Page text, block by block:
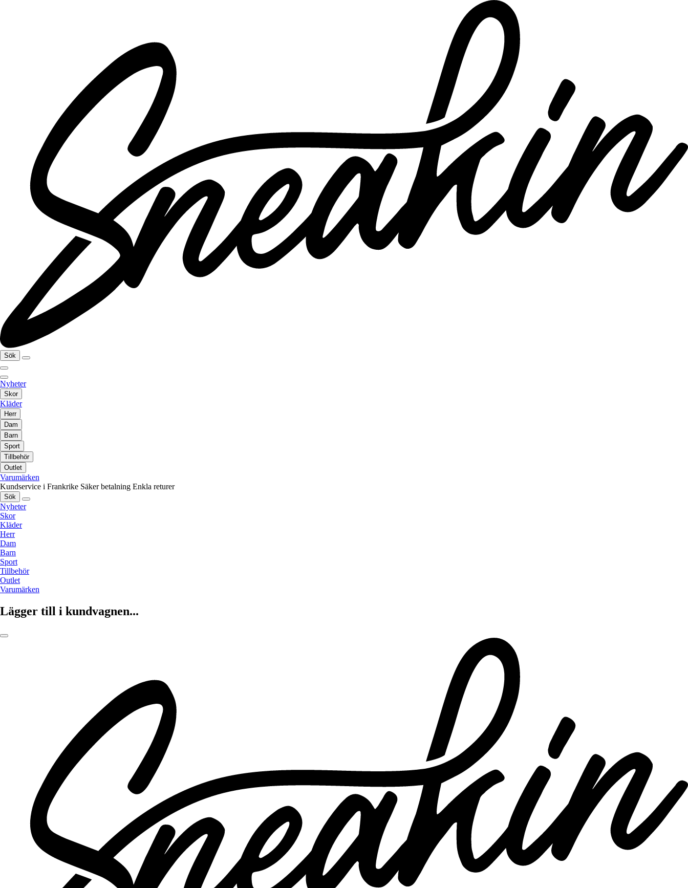
Sök
Nyheter
Skor
Kläder
Herr
Dam
Barn
Sport
Tillbehör
Outlet
Varumärken
Kundservice i Frankrike Säker betalning Enkla returer
Sök
Nyheter
Skor
Kläder
Herr
Dam
Barn
Sport
Tillbehör
Outlet
Varumärken
Lägger till i kundvagnen...